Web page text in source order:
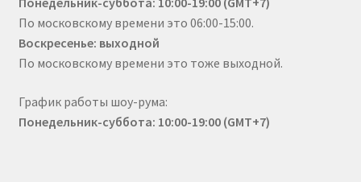
По московскому времени это 06:00-15:00.
Воскресенье: выходной
По московскому времени это тоже выходной.
График работы шоу-рума:
Понедельник-суббота: 10:00-19:00 (GMT+7)